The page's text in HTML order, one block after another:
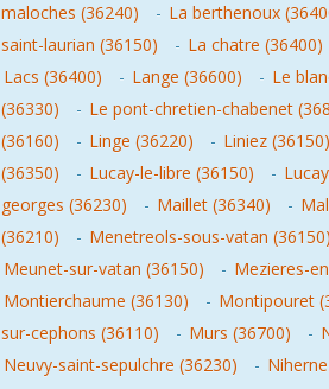
maloches (36240)
- La berthenoux
saint-laurian (36150)
- La chatre (36400)
Lacs (36400)
- Lange (36600) - Le
(36330)
- Le pont-chretien-chabenet
(36160)
- Linge (36220) - Liniez (36150)
(36350)
- Lucay-le-libre (36150) -
georges (36230)
- Maillet (36340) -
(36210)
- Menetreols-sous-vatan (36150)
Meunet-sur-vatan (36150)
- Mezieres-
Montierchaume (36130)
- Montipouret
sur-cephons (36110)
- Murs (36700) -
Neuvy-saint-sepulchre (36230)
-